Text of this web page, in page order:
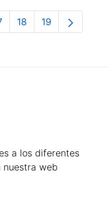
Use TAB para
Página
18 Página
19
a los diferentes
nuestra web